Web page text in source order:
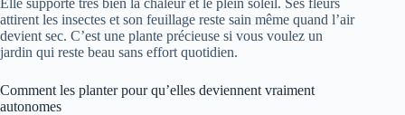
attirent les insectes et son feuillage reste sain même quand l’air
devient sec. C’est une plante précieuse si vous voulez un
jardin qui reste beau sans effort quotidien.
Comment les planter pour qu’elles deviennent vraiment
autonomes